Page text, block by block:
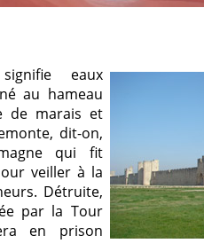
eaux
au hameau
de marais et
dit-on,
qui fit
veiller à la
Détruite,
par la Tour
en prison